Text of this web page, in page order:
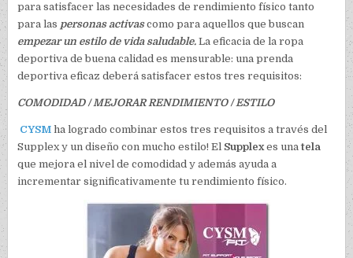
para satisfacer las necesidades de rendimiento físico tanto
para las personas activascomo para aquellos que buscan
empezar un estilo de vida saludable. La eficacia de la ropa
deportiva de buena calidad es mensurable: una prenda
deportiva eficaz deberá satisfacer estos tres requisitos:
COMODIDAD / MEJORAR RENDIMIENTO / ESTILO
CYSM ha logrado combinar estos tres requisitos a través del
Supplex y un diseño con mucho estilo! El Supplexes unatela
que mejora el nivel de comodidad y además ayuda a
incrementar significativamente tu rendimiento físico.